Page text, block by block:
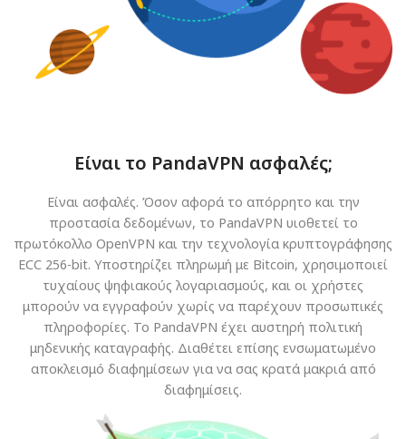
Είναι το PandaVPN ασφαλές;
Είναι ασφαλές. Όσον αφορά το απόρρητο και την
προστασία δεδομένων, το PandaVPN υιοθετεί το
πρωτόκολλο OpenVPN και την τεχνολογία κρυπτογράφησης
ECC 256-bit. Υποστηρίζει πληρωμή με Bitcoin, χρησιμοποιεί
τυχαίους ψηφιακούς λογαριασμούς, και οι χρήστες
μπορούν να εγγραφούν χωρίς να παρέχουν προσωπικές
πληροφορίες. Το PandaVPN έχει αυστηρή πολιτική
μηδενικής καταγραφής. Διαθέτει επίσης ενσωματωμένο
αποκλεισμό διαφημίσεων για να σας κρατά μακριά από
διαφημίσεις.